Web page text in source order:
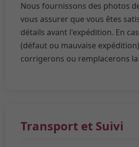
Nous fournissons des photos
vous assurer que vous êtes
détails avant l'expédition. En
(défaut ou mauvaise
corrigerons ou remplacerons
Transport et Suivi